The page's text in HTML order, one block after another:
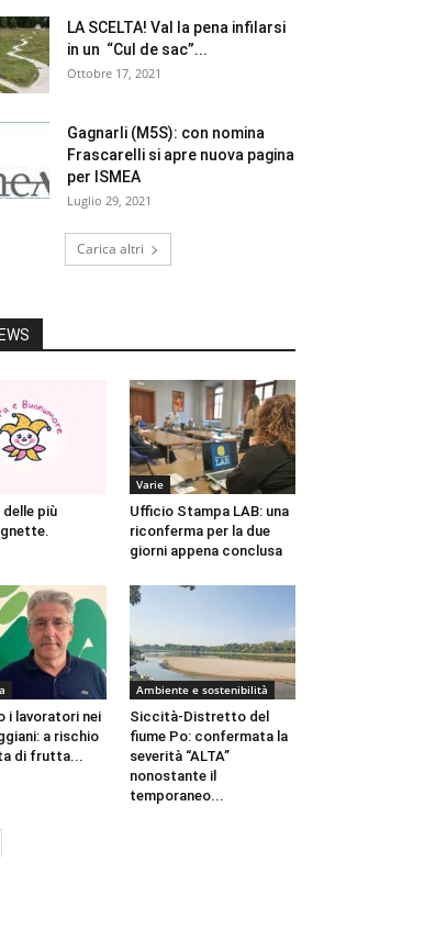
LA SCELTA! Val la pena infilarsi
in un “Cul de sac”...
Ottobre 17, 2021
Gagnarli (M5S): con nomina
Frascarelli si apre nuova pagina
per ISMEA
Luglio 29, 2021
Carica altri
più
Varie
Ufficio Stampa LAB: una
riconferma per la due
giorni appena conclusa
i lavoratori nei
a rischio
di frutta...
Ambiente e sostenibilità
Siccità-Distretto del
fiume Po: confermata la
severità “ALTA”
nonostante il
temporaneo...